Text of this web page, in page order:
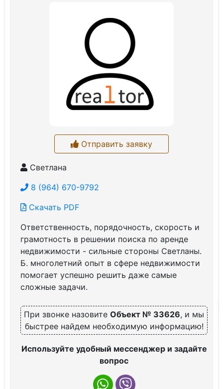
Отправить заявку
Светлана
8 (964) 670-9792
Скачать PDF
Ответственность, порядочность, скорость и
грамотность в решении поиска по аренде
недвижимости - сильные стороны Светланы.
Б. многолетний опыт в сфере недвижимости
помогает успешно решить даже самые
сложные задачи.
При звонке назовите Объект № 33626, и мы
быстрее найдем необходимую информацию!
Используйте удобный мессенджер и задайте
вопрос